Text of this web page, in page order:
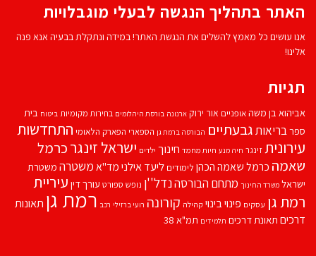
האתר בתהליך הנגשה לבעלי מוגבלויות
אנו עושים כל מאמץ להשלים את הנגשת האתר! במידה ונתקלת בבעיה אנא פנה
אלינו!
תגיות
אביהוא בן משהאופניים אור ירוק ארנונה בורסת היהלומים בחירות מקומיות ביטוח בית
ספרבריאותגבעתיים הבורסה ברמת גן הספארי הפארק הלאומי התחדשות
עירוניתזינגר חיה מנע חיות מחמד חינוך ילדים ישראל זינגרכרמל
שאמה כרמל שאמה הכהן לימודים ליעד אילנימד''אמשטרה משטרת
ישראל משרד החינוך מתחם הבורסהנדל''ן נופש ספורט עורך דין עיריית
רמת גן עסקים פינוי בינוי קהילה קורונה רועי ברזילי רכב רמת גן תאונות
דרכים תאונת דרכים תלמידים תמ"א 38